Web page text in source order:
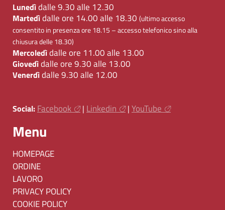
Lunedìdalle 9.30 alle 12.30
Martedìdalle ore 14.00 alle 18.30 (ultimo accesso
consentito in presenza ore 18.15 – accesso telefonico sino alla
chiusura delle 18.30)
Mercoledìdalle ore 11.00 alle 13.00
Giovedìdalle ore 9.30 alle 13.00
Venerdìdalle 9.30 alle 12.00
Social:Facebook | Linkedin | YouTube
Menu
HOMEPAGE
ORDINE
LAVORO
PRIVACY POLICY
COOKIE POLICY